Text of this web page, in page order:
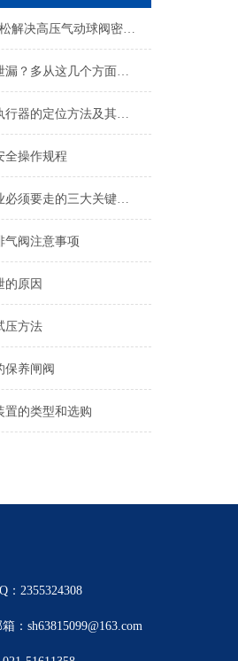
3个方法轻松解决高压气动球阀密封泄露问题
电动球阀泄漏？多从这几个方面找原因
说说电动执行器的定位方法及其注意事项
全操作规程
调节阀行业必须要走的三大关键之路
气阀注意事项
的原因
压方法
保养闸阀
置的类型和选购
：2355324308
：sh63815099@163.com